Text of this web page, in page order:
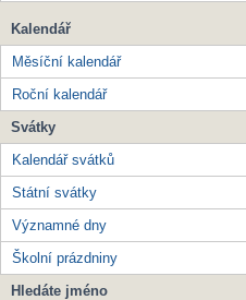
Kalendář
Měsíční kalendář
Roční kalendář
Svátky
Kalendář svátků
Státní svátky
Významné dny
Školní prázdniny
Hledáte jméno